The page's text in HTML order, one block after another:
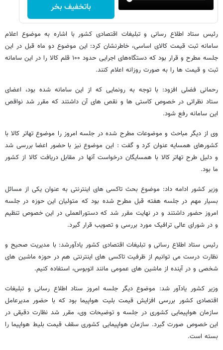
باتخفیف بخر
رئیس ستاد اطلاع رسانی و تبلیغات اقتصادی کشور با اشاره به موضوع اعلام
سامانه‌ ثبت قیمت کالای اساسی، خاطرنشان کرد: این موضوع دو ماه قبل در این
جلسه مطرح و قرار بود که دستگاه‌های اجرایی حدود ۱۰۰ قلم کالا را در این سامانه
ثبت و قیمت ها را به صورت روزانه اعلام کنند.
رحمانی فضلی افزود: با توجه به رونمایی که از این سامانه شده بود، اعضای
ستاد نظراتی در خصوص کاستی ها و نقص های آن داشتند که مقرر شد نواقص
این سامانه رفع شود.
وی از دیگر مباحث و موضوعات مطرح شده در جلسه امروز را موضوع تهاتر کالا با
کشورهای همسایه عنوان کرد و گفت : این موضوع نیز با حضور اعضا بررسی شد
و دلیل طرح تهاتر کالا با همسایگان درخواست آنها در مقابل دریافت کالا از کشور
ما بود.
وزیر کشور ادامه داد: موضوع بحث تاکسی های اینترنتی به عنوان یکی از مسائل
بسیار مهم در جلسه هفته قبل مطرح شده بود که متولیان این حوزه در جلسه
امروز حضور داشتند و در نهایت مقرر شد که دستورالعملی در این خصوص تنظیم
و در شورای عالی ترافیک مورد بررسی و تصویب قرار گیرد.
رئیس ستاد اطلاع رسانی و تبلیغات اقتصادی کشور یادآورشد: با مدیریت صحیح و
نظارت درست می توانیم از ظرفیت تاکسی های اینترنتی هم در حوزه ماشین های
شخصی و در آینده از ماشین های عمومی مانند اتوبوس، استفاده کنیم.
وزیر کشور یادآور شد: موضوع دیگر جلسه امروز ستاد اطلاع رسانی و تبلیغات
اقتصادی کشور بررسی افزایش قیمت بلیت هواپیما بود که با حضور مدیرعامل
سازمان هواپیمایی کشوری در جلسه و توضیحات وی، مقرر شد نظارت دقیقی در
این خصوص صورت گیرد. سازمان هواپیمایی کشوری سقف قیمت بلیط هواپیما را
بسته است.